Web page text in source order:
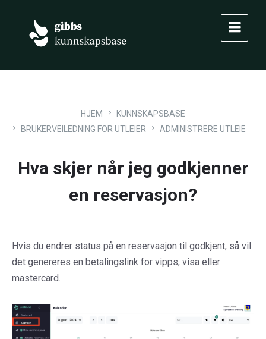
navigation
HJEM
KUNNSKAPSBASE
BRUKERVEILEDNING FOR UTLEIER
ADMINISTRERE UTLEIE
Hva skjer når jeg godkjenner
en reservasjon?
Hvis du endrer status på en reservasjon til godkjent, så vil
det genereres en betalingslink for vipps, visa eller
mastercard.